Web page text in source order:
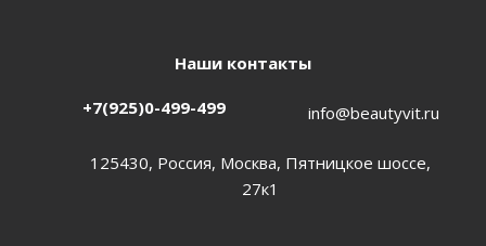
Наши контакты
+7(925)0-499-499 info@beautyvit.ru
125430, Россия, Москва, Пятницкое шоссе,
27к1